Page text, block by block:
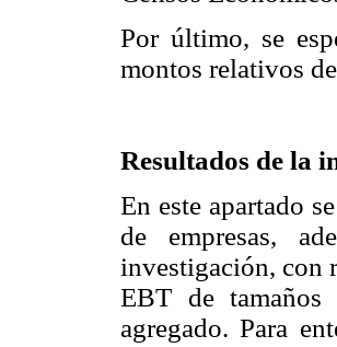
Por último, se
montos relativos
Resultados de la
En este apartado
de empresas,
investigación, con
EBT de
agregado. Para